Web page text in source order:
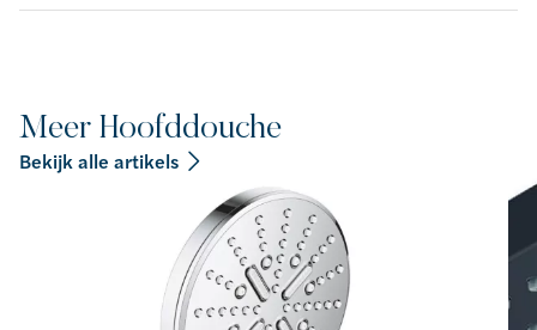
Meer Hoofddouche
Bekijk alle artikels